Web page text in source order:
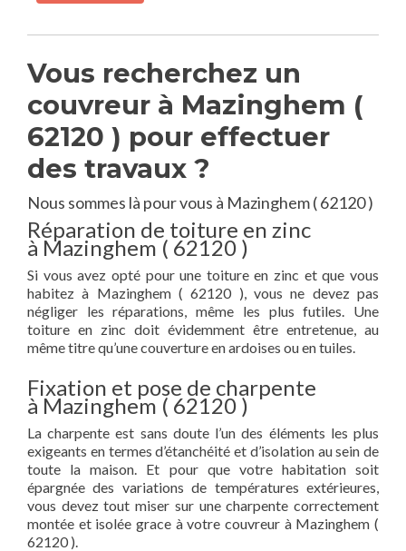
Vous recherchez un
couvreur à Mazinghem (
62120 ) pour effectuer
des travaux ?
Nous sommes là pour vous à Mazinghem ( 62120 )
Réparation de toiture en zinc
à Mazinghem ( 62120 )
Si vous avez opté pour une toiture en zinc et que vous
habitez à Mazinghem ( 62120 ), vous ne devez pas
négliger les réparations, même les plus futiles. Une
toiture en zinc doit évidemment être entretenue, au
même titre qu’une couverture en ardoises ou en tuiles.
Fixation et pose de charpente
à Mazinghem ( 62120 )
La charpente est sans doute l’un des éléments les plus
exigeants en termes d’étanchéité et d’isolation au sein de
toute la maison. Et pour que votre habitation soit
épargnée des variations de températures extérieures,
vous devez tout miser sur une charpente correctement
montée et isolée grace à votre couvreur à Mazinghem (
62120 ).